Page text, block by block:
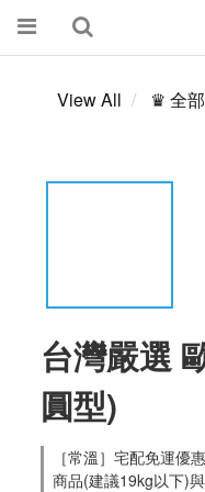
View All ♛ 全
台灣嚴選
圓型)
［常溫］宅配免運優
商品(建議19kg以下)